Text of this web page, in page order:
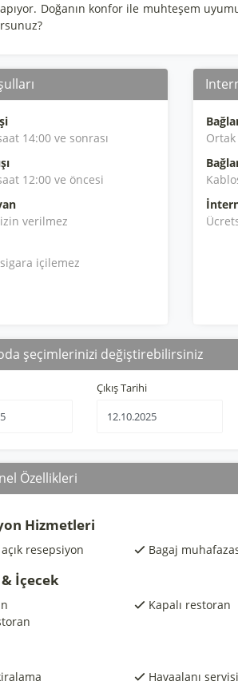
Doğanın konfor ile muhteşem
14:00 ve sonrası
12:00 ve öncesi
verilmez
içilemez
şeçimlerinizi değiştirebilirsiniz
Çıkış Tarihi
Özellikleri
Hizmetleri
resepsiyon Bagaj
İçecek
Kapalı restoran
Havaalanı